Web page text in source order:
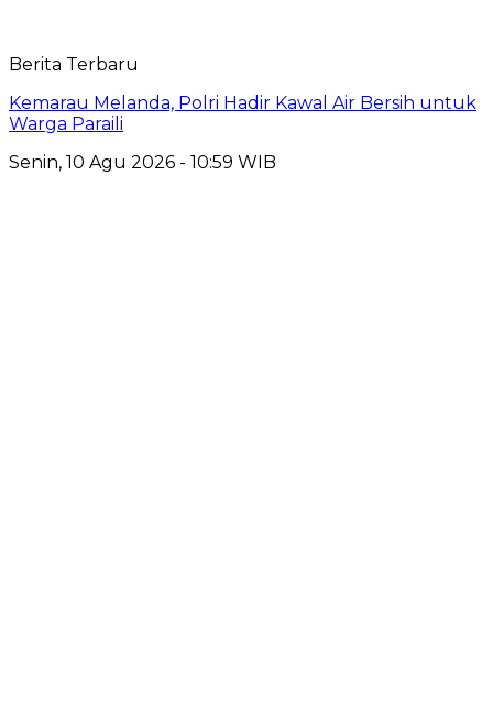
Berita Terbaru
Kemarau Melanda, Polri Hadir Kawal Air Bersih untuk
Warga Paraili
Senin, 10 Agu 2026 - 10:59 WIB